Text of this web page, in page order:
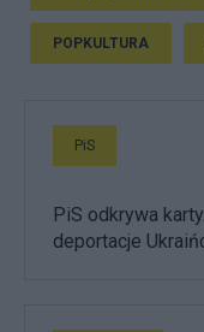
POPKULTURA
PiS
PiS odkrywa
deportacje